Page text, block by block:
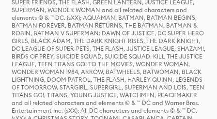
SUPER FRIENDS, THE FLASH, GREEN LANTERN, JUSTICE LEAGUE,
SUPERMAN, WONDER WOMAN and all related characters and
elements © & ™ DC. (sXX); AQUAMAN, BATMAN, BATMAN BEGINS,
BATMAN FOREVER, BATMAN RETURNS, THE BATMAN, BATMAN &
ROBIN, BATMAN V SUPERMAN: DAWN OF JUSTICE, DC SUPER HERO
GIRLS, BLACK ADAM, THE DARK KNIGHT RISES, THE DARK KNIGHT,
DC LEAGUE OF SUPER-PETS, THE FLASH, JUSTICE LEAGUE, SHAZAM!,
BIRDS OF PREY, SUICIDE SQUAD, SUICIDE SQUAD: KILL THE JUSTICE
LEAGUE, TEEN TITANS GO! TO THE MOVIES, WONDER WOMAN,
WONDER WOMAN 1984, ARROW, BATWHEELS, BATWOMAN, BLACK
LIGHTNING, DOOM PATROL, THE FLASH, HARLEY QUINN, LEGENDS
OF TOMORROW, STARGIRL, SUPERGIRL, SUPERMAN AND LOIS, TEEN
TITANS GO!, TITANS, YOUNG JUSTICE, WATCHMEN, PEACEMAKER
and all related characters and elements © & ™ DC and Warner Bros.
Entertainment Inc. (sXX); All DC characters and elements © & ™ DC.